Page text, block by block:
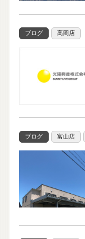
ブログ 高岡店
ブログ 富山店